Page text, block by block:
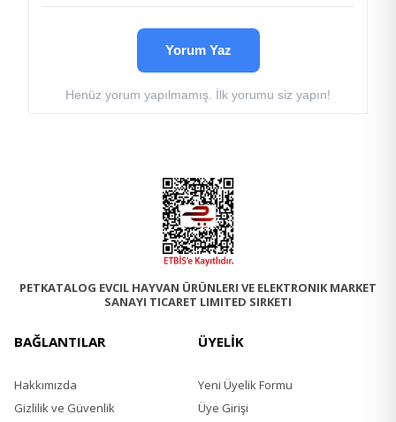
Bütün Kırmızı Mercimek
Bütün Yulaf %5
Bütün Yeşil Mercimek
Balık Yağı %2
Çiğ Domuz Karaciğeri %1
Kurutulmuş Yosun
Taze Bütün Kabak
Taze Bütün balkabağı
Taze Bütün Havuç
Taze Bütün Elma
Taze Bütün Armut
Kurutulmuş Hindiba Kökü
Taze Pancar Yaprakları
Yorum Yaz
Henüz yorum yapılmamış. İlk yorumu siz yapın!
PETKATALOG EVCIL HAYVAN ÜRÜNLERI VE ELEKTRONIK MARKET
SANAYI TICARET LIMITED SIRKETI
BAĞLANTILAR
Hakkımızda
Gizlilik ve Güvenlik
ÜYELİK
Yeni Üyelik Formu
Üye Girişi